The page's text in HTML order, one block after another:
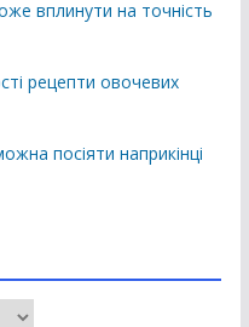
вплинути на точність
рецепти овочевих
посіяти наприкінці